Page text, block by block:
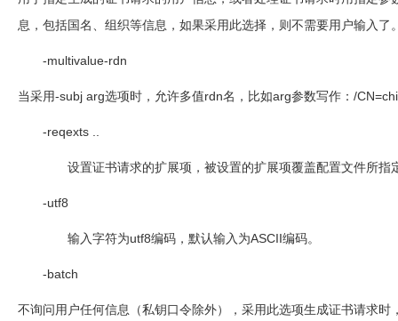
息，包括国名、组织等信息，如果采用此选择，则不需要用户输入了
-multivalue-rdn
当采用-subj arg选项时，允许多值rdn名，比如arg参数写作： /
-reqexts ..
设置证书请求的扩展项，被设置的扩展项覆盖配置文件所指
-utf8
输入字符为utf8编码，默认输入为ASCII编码。
-batch
不询问用户任何信息（私钥口令除外），采用此选项生成证书请求时